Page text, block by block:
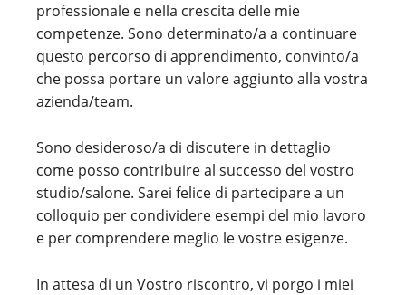
professionale e nella crescita delle mie
competenze. Sono determinato/a a continuare
questo percorso di apprendimento, convinto/a
che possa portare un valore aggiunto alla vostra
azienda/team.
Sono desideroso/a di discutere in dettaglio
come posso contribuire al successo del vostro
studio/salone. Sarei felice di partecipare a un
colloquio per condividere esempi del mio lavoro
e per comprendere meglio le vostre esigenze.
In attesa di un Vostro riscontro, vi porgo i miei